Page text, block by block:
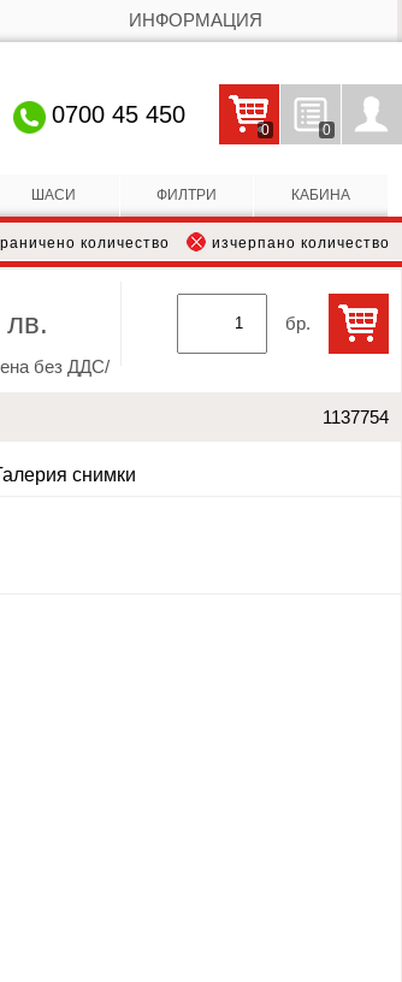
ИНФОРМАЦИЯ
0
0
Кошницата е празна
0700 45 450
ШАСИ ФИЛТРИ КАБИНА
изчерпано количество
количество
лв.
без ДДС/
бр.
1137754
снимки